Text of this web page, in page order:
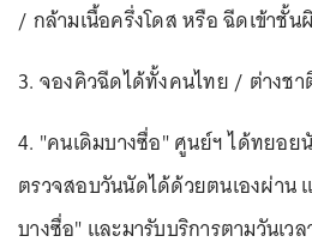
/ กล้ามเนื้อครึ่งโดส หรือ ฉีดเข้าชั้น
3. จองคิวฉีดได้ทั้งคนไทย / ต่างช
4. "คนเดิมบางซื่อ" ศูนย์ฯ ได้ทยอย
ตรวจสอบวันนัดได้ด้วยตนเองผ่าน
บางซื่อ" และมารับบริการตามวันเว